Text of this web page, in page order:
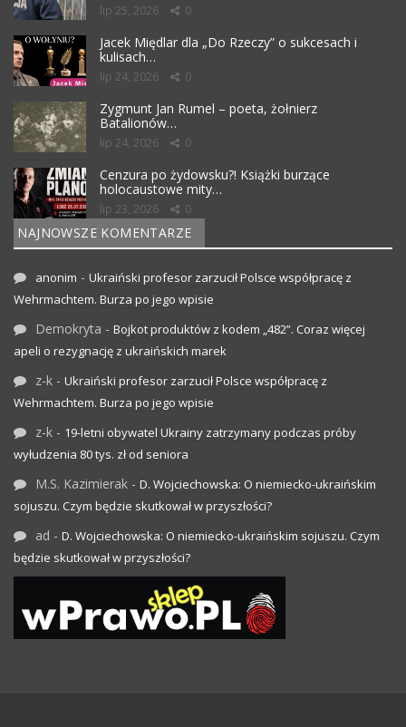
lip 25, 2026 0
Jacek Międlar dla „Do Rzeczy” o sukcesach i
kulisach…
lip 24, 2026 0
Zygmunt Jan Rumel – poeta, żołnierz
Batalionów…
lip 24, 2026 0
Cenzura po żydowsku?! Książki burzące
holocaustowe mity…
lip 23, 2026 0
NAJNOWSZE KOMENTARZE
anonim - Ukraiński profesor zarzucił Polsce współpracę z
Wehrmachtem. Burza po jego wpisie
Demokryta - Bojkot produktów z kodem „482”. Coraz więcej
apeli o rezygnację z ukraińskich marek
z-k - Ukraiński profesor zarzucił Polsce współpracę z
Wehrmachtem. Burza po jego wpisie
z-k - 19-letni obywatel Ukrainy zatrzymany podczas próby
wyłudzenia 80 tys. zł od seniora
M.S. Kazimierak - D. Wojciechowska: O niemiecko-ukraińskim
sojuszu. Czym będzie skutkował w przyszłości?
ad - D. Wojciechowska: O niemiecko-ukraińskim sojuszu. Czym
będzie skutkował w przyszłości?